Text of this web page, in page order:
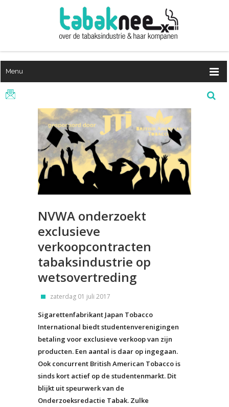
Menu
NVWA onderzoekt
exclusieve
verkoopcontracten
tabaksindustrie op
wetsovertreding
zaterdag 01 juli 2017
Sigarettenfabrikant Japan Tobacco
International biedt studentenverenigingen
betaling voor exclusieve verkoop van zijn
producten. Een aantal is daar op ingegaan.
Ook concurrent British American Tobacco is
sinds kort actief op de studentenmarkt. Dit
blijkt uit speurwerk van de
Onderzoeksredactie Tabak. Zulke